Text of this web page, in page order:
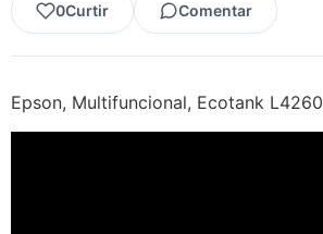
0Curtir Comentar
Epson, Multifuncional, Ecotank L4260